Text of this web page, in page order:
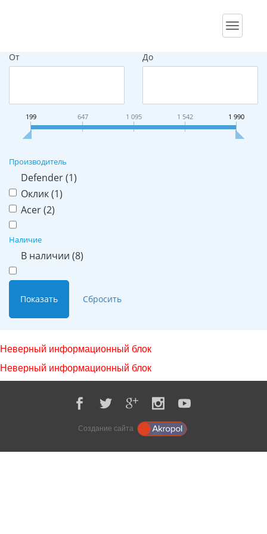
От До
199 647 1 095 1 542 1 990
Производитель
Defender (1)
Оклик (1)
Acer (2)
Наличие
В наличии (8)
Неверный информационный блок
Неверный информационный блок
Создание сайта